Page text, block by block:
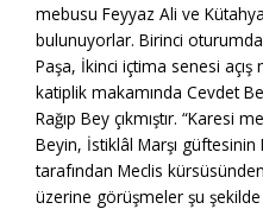
mebusu Feyyaz Ali ve
bulunuyorlar. Birinci
Paşa, İkinci içtima senesi
katiplik makamında Cevdet
Rağıp Bey çıkmıştır. “Karesi
Beyin, İstiklâl Marşı
tarafından Meclis
üzerine görüşmeler şu şekilde